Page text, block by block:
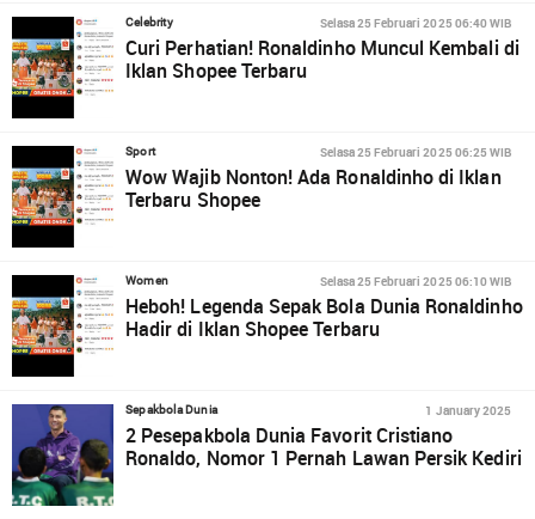
Celebrity Selasa 25 Februari 2025 06:40 WIB
Curi Perhatian! Ronaldinho Muncul Kembali di
Iklan Shopee Terbaru
Sport Selasa 25 Februari 2025 06:25 WIB
Wow Wajib Nonton! Ada Ronaldinho di Iklan
Terbaru Shopee
Women Selasa 25 Februari 2025 06:10 WIB
Heboh! Legenda Sepak Bola Dunia Ronaldinho
Hadir di Iklan Shopee Terbaru
Sepakbola Dunia 1 January 2025
2 Pesepakbola Dunia Favorit Cristiano
Ronaldo, Nomor 1 Pernah Lawan Persik Kediri